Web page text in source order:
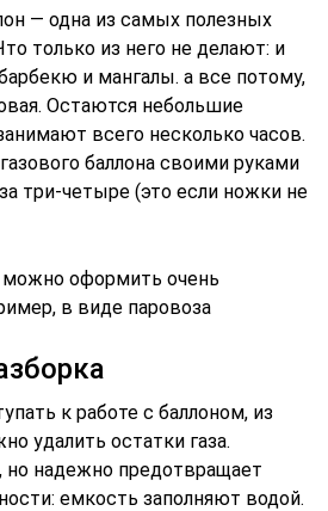
— одна из самых полезных
только из него не делают: и
и мангалы. а все потому,
Остаются небольшие
всего несколько часов.
баллона своими руками
три-четыре (это если ножки не
можно оформить очень
в виде паровоза
к работе с баллоном, из
удалить остатки газа.
но надежно предотвращает
емкость заполняют водой.